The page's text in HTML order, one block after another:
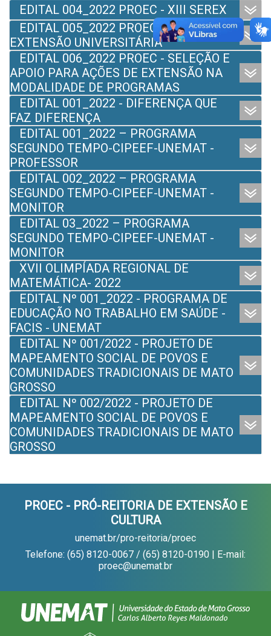
EDITAL 004_2022 PROEC - XIII SEREX
EDITAL 005_2022 PROEC - BOLSA DE
EXTENSÃO UNIVERSITÁRIA
EDITAL 006_2022 PROEC - SELEÇÃO E
APOIO PARA AÇÕES DE EXTENSÃO NA
MODALIDADE DE PROGRAMAS
EDITAL 001_2022 - DIFERENÇA QUE
FAZ DIFERENÇA
EDITAL 001_2022 – PROGRAMA
SEGUNDO TEMPO-CIPEEF-UNEMAT -
PROFESSOR
EDITAL 002_2022 – PROGRAMA
SEGUNDO TEMPO-CIPEEF-UNEMAT -
MONITOR
EDITAL 03_2022 – PROGRAMA
SEGUNDO TEMPO-CIPEEF-UNEMAT -
MONITOR
XVII OLIMPÍADA REGIONAL DE
MATEMÁTICA- 2022
EDITAL Nº 001_2022 - PROGRAMA DE
EDUCAÇÃO NO TRABALHO EM SAÚDE -
FACIS - UNEMAT
EDITAL Nº 001/2022 - PROJETO DE
MAPEAMENTO SOCIAL DE POVOS E
COMUNIDADES TRADICIONAIS DE MATO
GROSSO
EDITAL Nº 002/2022 - PROJETO DE
MAPEAMENTO SOCIAL DE POVOS E
COMUNIDADES TRADICIONAIS DE MATO
GROSSO
PROEC - PRÓ-REITORIA DE EXTENSÃO E
CULTURA
unemat.br/pro-reitoria/proec
Telefone: (65) 8120-0067 / (65) 8120-0190 | E-mail:
proec@unemat.br